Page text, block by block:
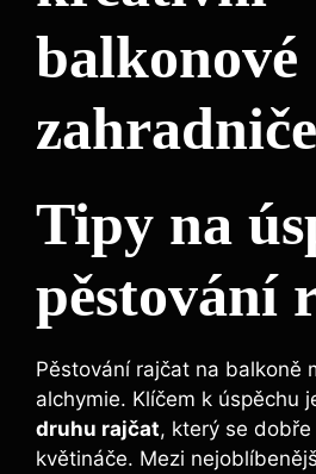
balkonové
Tipy na
pěstování‌
Pěstování rajčat ‌na balkoně
alchymie. ​Klíčem k úspěchu
druhu rajčat,⁢ který ​se
květináče. Mezi